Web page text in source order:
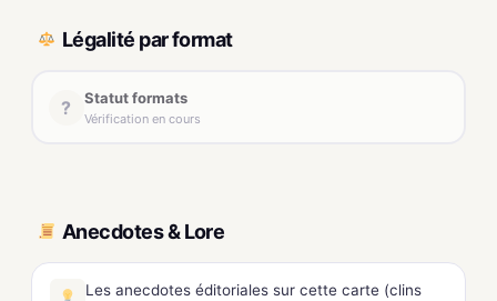
Légalité par format
? Statut formats
Vérification en cours
Anecdotes & Lore
Les anecdotes éditoriales sur cette carte (clins